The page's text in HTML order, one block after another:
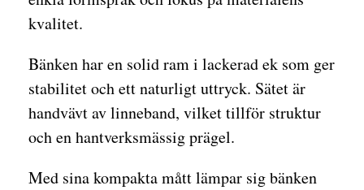
kvalitet.
Bänken har en solid ram i lackerad ek som ger
stabilitet och ett naturligt uttryck. Sätet är
handvävt av linneband, vilket tillför struktur
och en hantverksmässig prägel.
Med sina kompakta mått lämpar sig bänken